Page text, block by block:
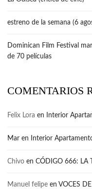
estreno de la semana (6
Dominican Film Festival
de 70 películas
COMENTARIOS
Felix Lora en Interior
Mar en Interior
Chivo en CÓDIGO 666: LA
Manuel felipe en VOCES